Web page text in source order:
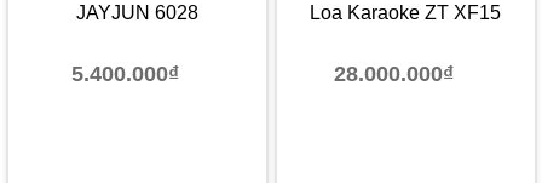
JAYJUN 6028
5.400.000₫
Loa Karaoke ZT XF15
28.000.000₫